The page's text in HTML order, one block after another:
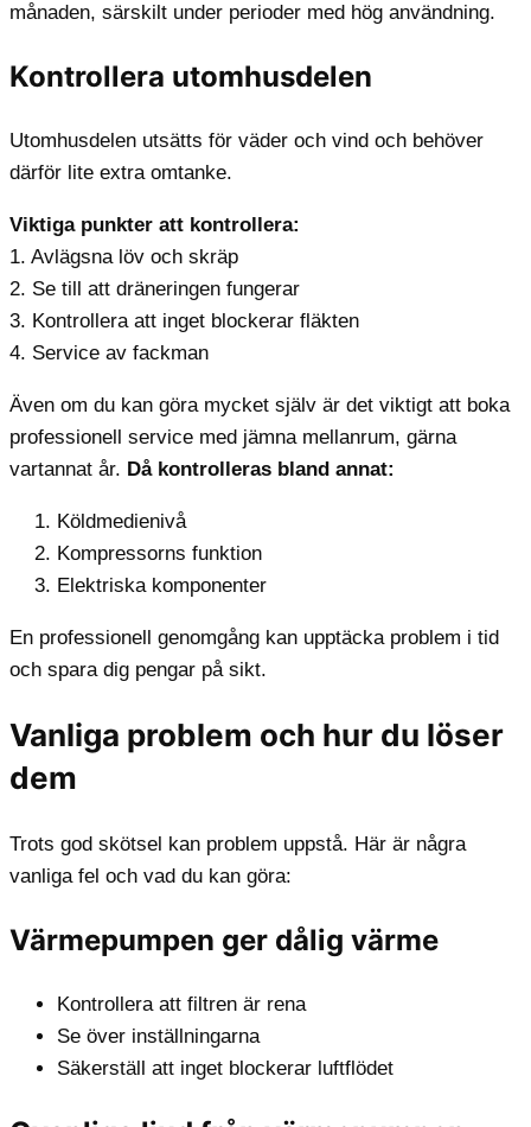
månaden, särskilt under perioder med hög användning.
Kontrollera utomhusdelen
Utomhusdelen utsätts för väder och vind och behöver
därför lite extra omtanke.
Viktiga punkter att kontrollera:
1. Avlägsna löv och skräp
2. Se till att dräneringen fungerar
3. Kontrollera att inget blockerar fläkten
4. Service av fackman
Även om du kan göra mycket själv är det viktigt att boka
professionell service med jämna mellanrum, gärna
vartannat år. Då kontrolleras bland annat:
Köldmedienivå
Kompressorns funktion
Elektriska komponenter
En professionell genomgång kan upptäcka problem i tid
och spara dig pengar på sikt.
Vanliga problem och hur du löser
dem
Trots god skötsel kan problem uppstå. Här är några
vanliga fel och vad du kan göra:
Värmepumpen ger dålig värme
Kontrollera att filtren är rena
Se över inställningarna
Säkerställ att inget blockerar luftflödet